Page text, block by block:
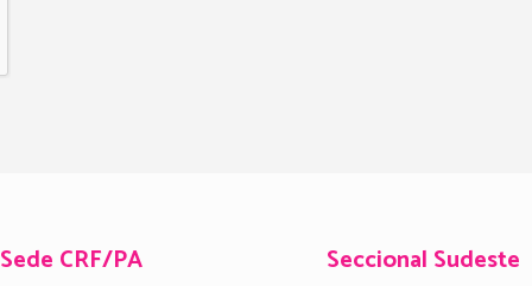
Sede CRF/PA Seccional Sudeste